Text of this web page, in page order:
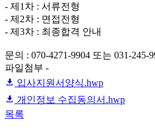
- 제1차 : 서류전형
- 제2차 : 면접전형
- 제3차 : 최종합격 안내
문의 : 070-4271-9904 또는 031-245-
파일첨부 -
입사지원서양식.hwp
개인정보 수집동의서.hwp
목록